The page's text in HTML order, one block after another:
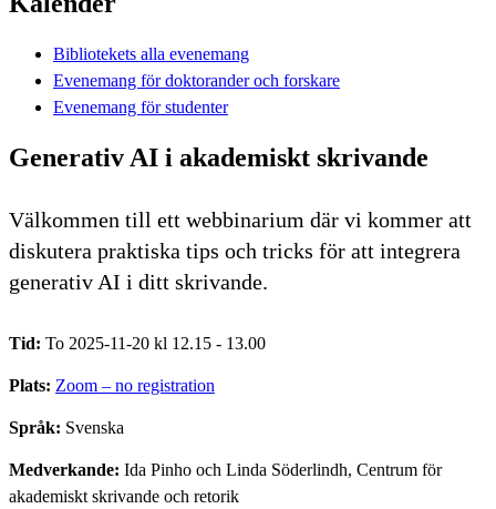
Bibliotekets alla evenemang
Evenemang för doktorander och forskare
Evenemang för studenter
Generativ AI i akademiskt skrivande
Välkommen till ett webbinarium där vi kommer att
diskutera praktiska tips och tricks för att integrera
generativ AI i ditt skrivande.
Tid: To 2025-11-20 kl 12.15 - 13.00
Plats: Zoom – no registration
Språk: Svenska
Medverkande: Ida Pinho och Linda Söderlindh, Centrum för
akademiskt skrivande och retorik